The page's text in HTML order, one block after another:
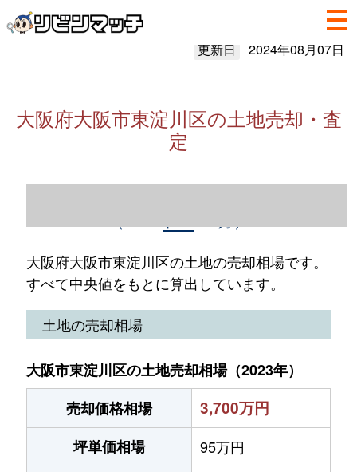
更新日 2024年08月07日
大阪府大阪市東淀川区の土地売却・査
定
大阪府大阪市東淀川区の土地の売却相場です。
すべて中央値をもとに算出しています。
土地の売却相場
大阪市東淀川区の土地売却相場（2023年）
売却価格相場
3,700万円
坪単価相場
95万円